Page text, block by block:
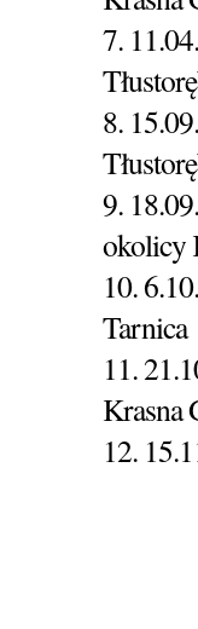
7.
8.
9.
okolicy
10.
Tarnica
11.
Krasna
12.